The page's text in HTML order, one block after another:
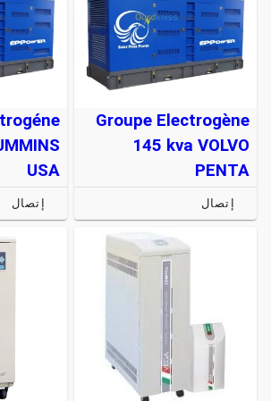
Groupe Electrogène
145 kva VOLVO
PENTA
إتصال
USA
إتصال